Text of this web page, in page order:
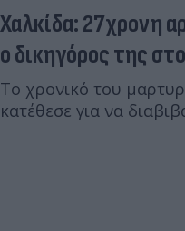
Χαλκίδα: 27χρονη
ο δικηγόρος της
Το χρονικό του
κατέθεσε για να